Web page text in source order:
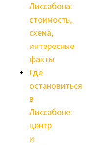
Лиссабона:
стоимость,
схема,
интересные
факты
Где
остановиться
в
Лиссабоне:
центр
и